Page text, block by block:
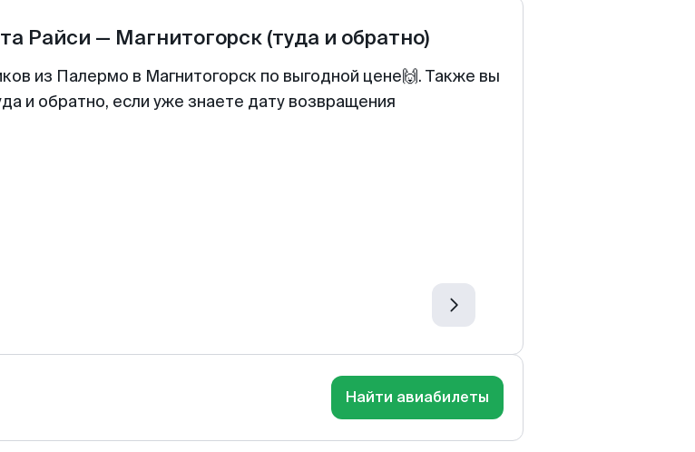
Райси — Магнитогорск (туда и обратно)
из Палермо в Магнитогорск по выгодной цене🙌. Также вы
и обратно, если уже знаете дату возвращения
Найти авиабилеты